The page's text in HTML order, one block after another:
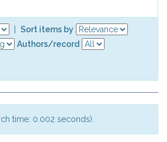
Sort items by
Authors/record
time: 0.002 seconds).